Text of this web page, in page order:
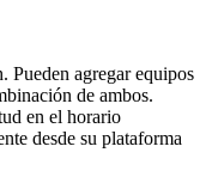
Pueden agregar equipos
de ambos.
en el horario
desde su plataforma